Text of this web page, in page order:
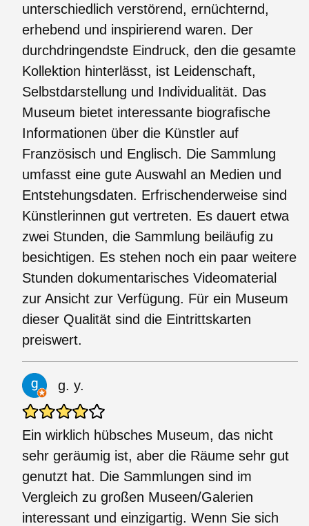
unterschiedlich verstörend, ernüchternd,
erhebend und inspirierend waren. Der
durchdringendste Eindruck, den die gesamte
Kollektion hinterlässt, ist Leidenschaft,
Selbstdarstellung und Individualität. Das
Museum bietet interessante biografische
Informationen über die Künstler auf
Französisch und Englisch. Die Sammlung
umfasst eine gute Auswahl an Medien und
Entstehungsdaten. Erfrischenderweise sind
Künstlerinnen gut vertreten. Es dauert etwa
zwei Stunden, die Sammlung beiläufig zu
besichtigen. Es stehen noch ein paar weitere
Stunden dokumentarisches Videomaterial
zur Ansicht zur Verfügung. Für ein Museum
dieser Qualität sind die Eintrittskarten
preiswert.
g. y.
Ein wirklich hübsches Museum, das nicht
sehr geräumig ist, aber die Räume sehr gut
genutzt hat. Die Sammlungen sind im
Vergleich zu großen Museen/Galerien
interessant und einzigartig. Wenn Sie sich